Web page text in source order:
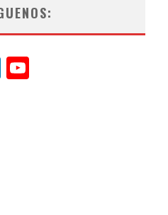
LinkedIn